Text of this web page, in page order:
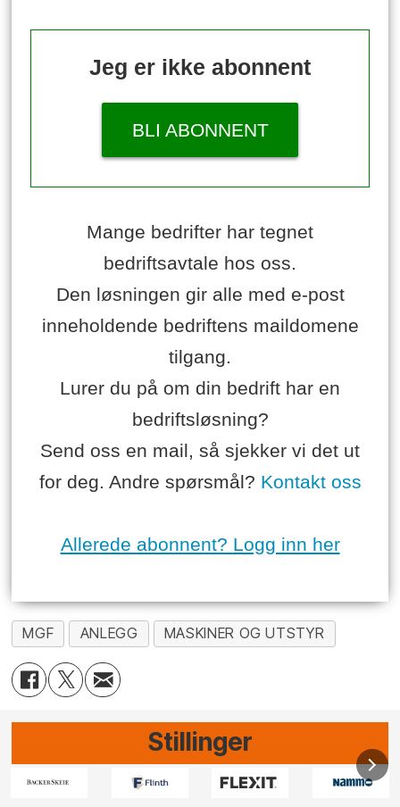
Jeg er ikke abonnent
BLI ABONNENT
Mange bedrifter har tegnet
bedriftsavtale hos oss.
Den løsningen gir alle med e-post
inneholdende bedriftens maildomene
tilgang.
Lurer du på om din bedrift har en
bedriftsløsning?
Send oss en mail, så sjekker vi det ut
for deg. Andre spørsmål? Kontakt oss
Allerede abonnent? Logg inn her
MGF ANLEGG MASKINER OG UTSTYR
Stillinger